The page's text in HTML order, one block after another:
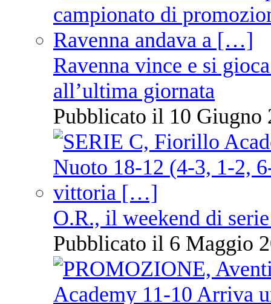
Ravenna vince e si
all’ultima giornata
Pubblicato il 10 Giugno
O.R., il weekend di
Pubblicato il 6 Maggio